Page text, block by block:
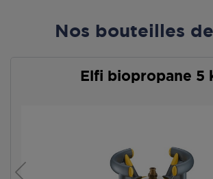
Nos bouteilles
Elfi biopropane 5